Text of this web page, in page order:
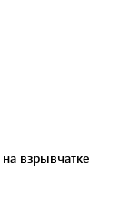
взрывчатке